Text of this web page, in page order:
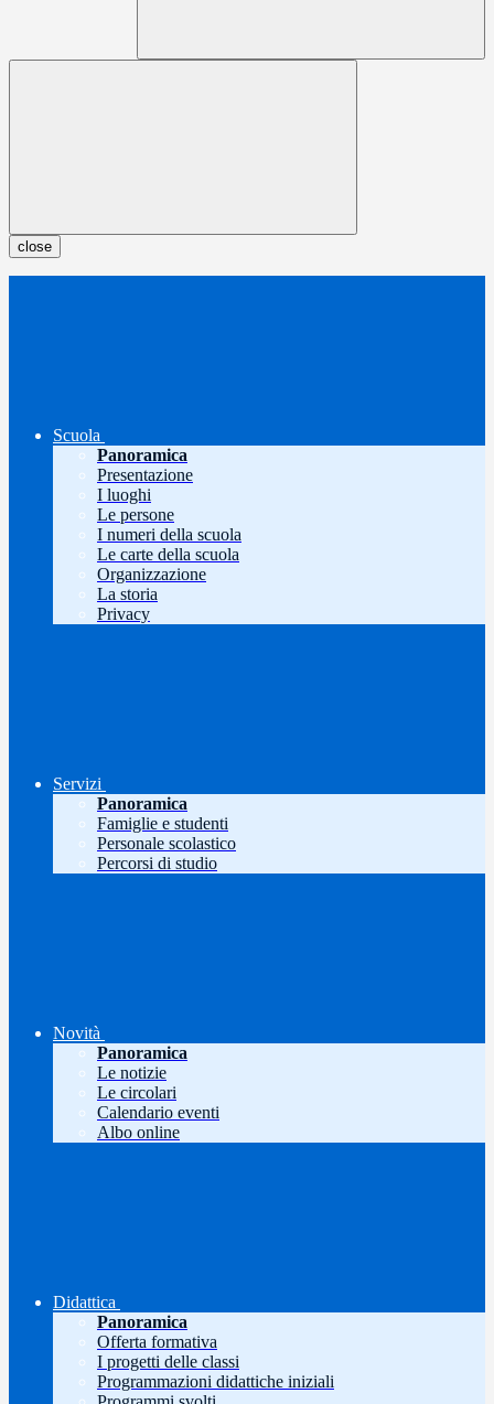
close
Scuola
Panoramica
Presentazione
I luoghi
Le persone
I numeri della scuola
Le carte della scuola
Organizzazione
La storia
Privacy
Servizi
Panoramica
Famiglie e studenti
Personale scolastico
Percorsi di studio
Novità
Panoramica
Le notizie
Le circolari
Calendario eventi
Albo online
Didattica
Panoramica
Offerta formativa
I progetti delle classi
Programmazioni didattiche iniziali